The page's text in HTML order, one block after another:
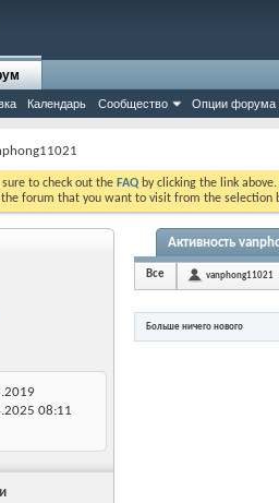
Календарь Сообщество Опции форума
to check out the FAQ by clicking the link
forum that you want to visit from the selection
08:11
Активность
Все vanphong11021
Больше ничего нового